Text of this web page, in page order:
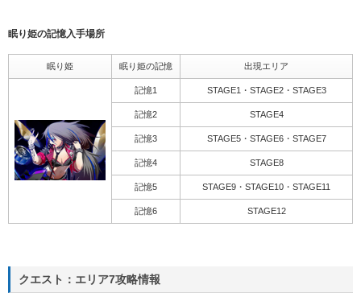
眠り姫の記憶入手場所
眠り姫 眠り姫の記憶 出現エリア
記憶1 STAGE1・STAGE2・STAGE3
記憶2 STAGE4
記憶3 STAGE5・STAGE6・STAGE7
記憶4 STAGE8
記憶5 STAGE9・STAGE10・STAGE11
記憶6 STAGE12
クエスト：エリア7攻略情報